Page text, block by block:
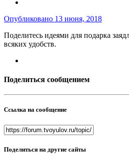
Опубликовано 13 июня, 2018
Поделитесь идеями для подарка
всяких удобств.
Поделиться сообщением
Ссылка на сообщение
Поделиться на другие сайты